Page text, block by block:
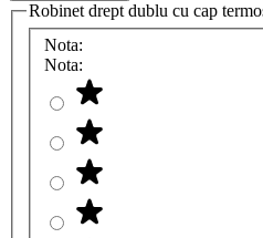
Robinet drept dublu cu cap
Nota:
Nota: